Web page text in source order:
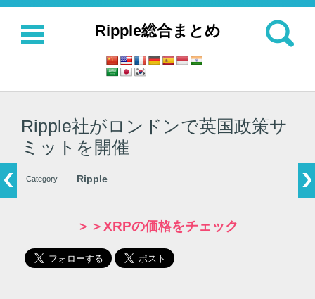
Ripple総合まとめ
検索:
コンテンツに移動
Ripple社がロンドンで英国政策サ
ミットを開催
- Category - Ripple
＞＞XRPの価格をチェック